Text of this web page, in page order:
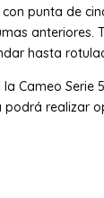
punta de
anteriores.
hasta
Cameo Serie
podrá realizar